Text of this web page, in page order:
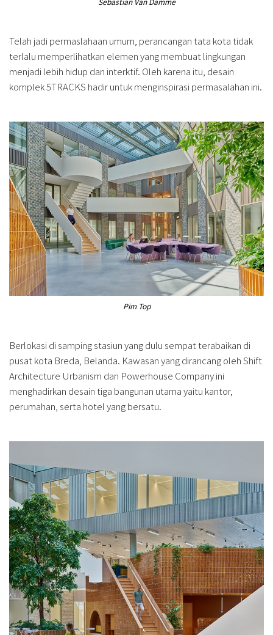
Telah jadi permaslahaan umum, perancangan tata kota tidak
terlalu memperlihatkan elemen yang membuat lingkungan
menjadi lebih hidup dan interktif. Oleh karena itu, desain
komplek 5TRACKS hadir untuk menginspirasi permasalahan ini.
Pim Top
Berlokasi di samping stasiun yang dulu sempat terabaikan di
pusat kota Breda, Belanda. Kawasan yang dirancang oleh Shift
Architecture Urbanism dan Powerhouse Company ini
menghadirkan desain tiga bangunan utama yaitu kantor,
perumahan, serta hotel yang bersatu.